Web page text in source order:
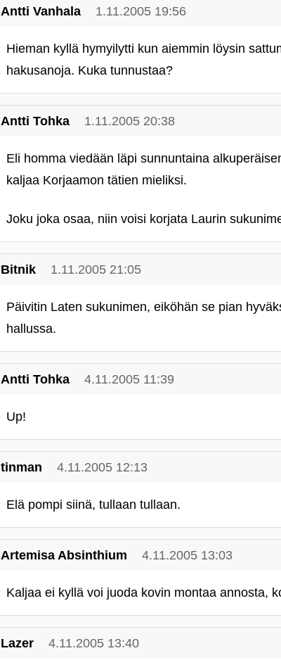
Antti Vanhala 1.11.2005 19:56
Hieman kyllä hymyilytti kun aiemmin löysin
hakusanoja. Kuka tunnustaa?
Antti Tohka 1.11.2005 20:38
Eli homma viedään läpi sunnuntaina
kaljaa Korjaamon tätien mieliksi.
Joku joka osaa, niin voisi korjata Laurin
Bitnik 1.11.2005 21:05
Päivitin Laten sukunimen, eiköhän se pian
hallussa.
Antti Tohka 4.11.2005 11:39
Up!
tinman 4.11.2005 12:13
Elä pompi siinä, tullaan tullaan.
Artemisa Absinthium 4.11.2005 13:03
Kaljaa ei kyllä voi juoda kovin montaa annosta,
Lazer 4.11.2005 13:40